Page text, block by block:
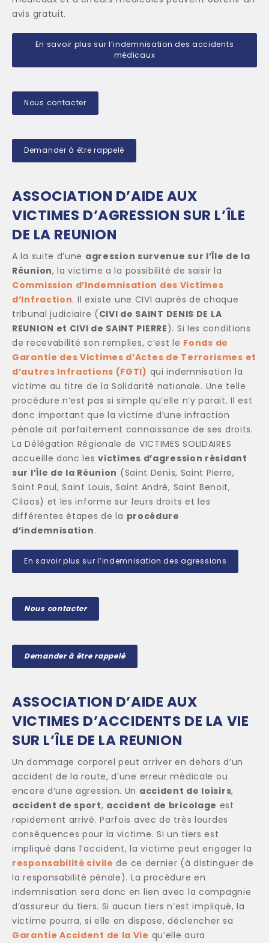
avis gratuit.
En savoir plus sur l’indemnisation des accidents
médicaux
Nous contacter
Demander à être rappelé
ASSOCIATION D’AIDE AUX
VICTIMES D’AGRESSION SUR L’ÎLE
DE LA REUNION
A la suite d’une agression survenue sur l’Île de la
Réunion, la victime a la possibilité de saisir la
Commission d’Indemnisation des Victimes
d’Infraction. Il existe une CIVI auprès de chaque
tribunal judiciaire ( CIVI de SAINT DENIS DE LA
REUNION et CIVI de SAINT PIERRE). Si les conditions
de recevabilité son remplies, c’est le Fonds de
Garantie des Victimes d’Actes de Terrorismes et
d’autres Infractions (FGTI) qui indemnisation la
victime au titre de la Solidarité nationale. Une telle
procédure n’est pas si simple qu’elle n’y parait. Il est
donc important que la victime d’une infraction
pénale ait parfaitement connaissance de ses droits.
La Délégation Régionale de VICTIMES SOLIDAIRES
accueille donc lesvictimes d’agression résidant
sur l’Île de la Réunion (Saint Denis, Saint Pierre,
Saint Paul, Saint Louis, Saint André, Saint Benoit,
Cilaos) et les informe sur leurs droits et les
différentes étapes de la procédure
d’indemnisation.
En savoir plus sur l’indemnisation des agressions
Nous contacter
Demander à être rappelé
ASSOCIATION D’AIDE AUX
VICTIMES D’ACCIDENTS DE LA VIE
SUR L’ÎLE DE LA REUNION
Un dommage corporel peut arriver en dehors d’un
accident de la route, d’une erreur médicale ou
encore d’une agression. Un accident de loisirs,
accident de sport, accident de bricolage est
rapidement arrivé. Parfois avec de très lourdes
conséquences pour la victime. Si un tiers est
impliqué dans l’accident, la victime peut engager la
responsabilité civile de ce dernier (à distinguer de
la responsabilité pénale). La procédure en
indemnisation sera donc en lien avec la compagnie
d’assureur du tiers. Si aucun tiers n’est impliqué, la
victime pourra, si elle en dispose, déclencher sa
Garantie Accident de la Vie qu’elle aura